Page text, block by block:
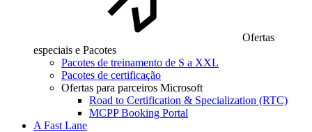
Ofertas
especiais e Pacotes
Pacotes de treinamento de S a XXL
Pacotes de certificação
Ofertas para parceiros Microsoft
Road to Certification & Specialization (RTC)
MCPP Booking Portal
A Fast Lane